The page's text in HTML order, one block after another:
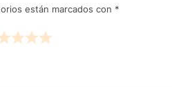
están marcados con *